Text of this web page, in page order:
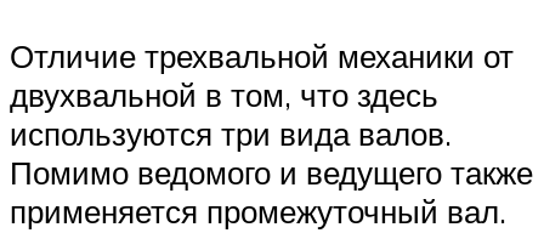
Отличие трехвальной механики от
двухвальной в том, что здесь
используются три вида валов.
Помимо ведомого и ведущего также
применяется промежуточный вал.